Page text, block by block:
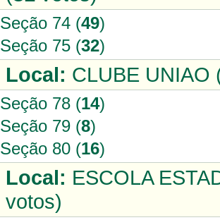
Seção 74 (49)
Seção 75 (32)
Local: CLUBE UNIAO
Seção 78 (14)
Seção 79 (8)
Seção 80 (16)
Local: ESCOLA
votos)